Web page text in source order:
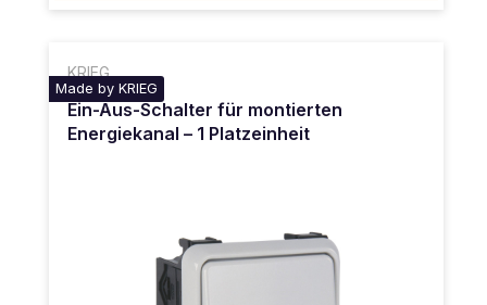
KRIEG
Made by KRIEG
Ein-Aus-Schalter für montierten
Energiekanal – 1 Platzeinheit